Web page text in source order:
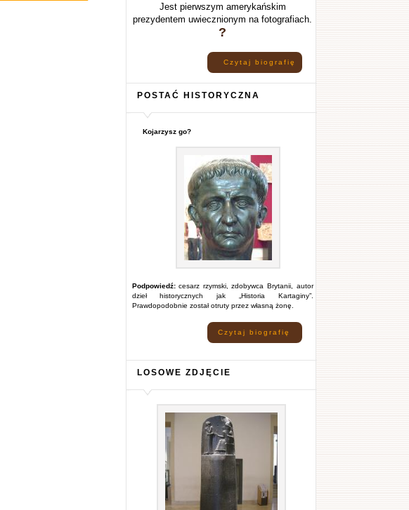
Jest pierwszym amerykańskim
prezydentem uwiecznionym na fotografiach.
?
Czytaj biografię
POSTAĆ HISTORYCZNA
Kojarzysz go?
Podpowiedź:cesarz rzymski, zdobywca Brytanii, autor
dzieł historycznych jak „Historia Kartaginy”.
Prawdopodobnie został otruty przez własną żonę.
Czytaj biografię
LOSOWE ZDJĘCIE